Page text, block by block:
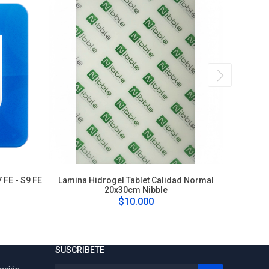
- S9 FE
Lamina Hidrogel Tablet Calidad Normal
20x30cm Nibble
$10.000
SUSCRIBETE